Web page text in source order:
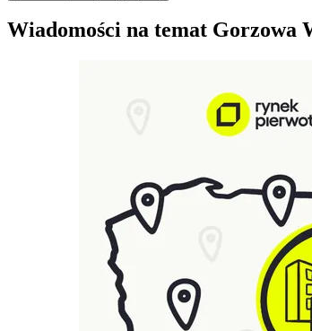
Wiadomości na temat Gorzowa